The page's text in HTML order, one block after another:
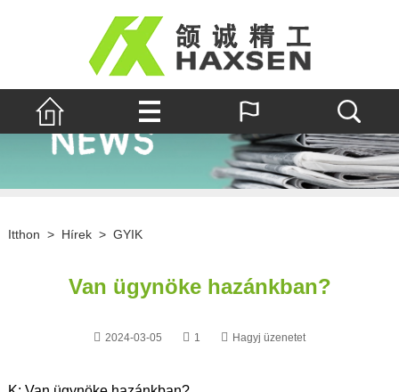
Itthon > Hírek > GYIK
Van ügynöke hazánkban?
2024-03-05 1 Hagyj üzenetet